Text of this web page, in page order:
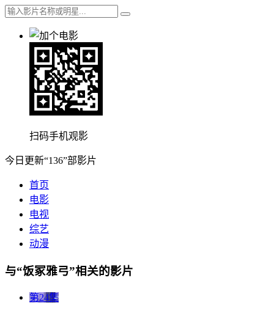
扫码手机观影
今日更新“136”部影片
首页
电影
电视
综艺
动漫
与“饭冢雅弓”相关的影片
第24集